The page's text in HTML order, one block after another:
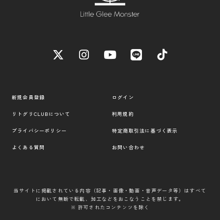
新規会員登録 ログイン
リトグリCLUBについて 利用規約
プライバシーポリシー 特定商取引法に基づく表示
よくある質問 お問い合わせ
当サイトに掲載されている内容（記事・画像・動画・音声データ等）はすべて
において無断で転載、加工などをおこなうことを禁じます。
※ 許可されたコンテンツを除く